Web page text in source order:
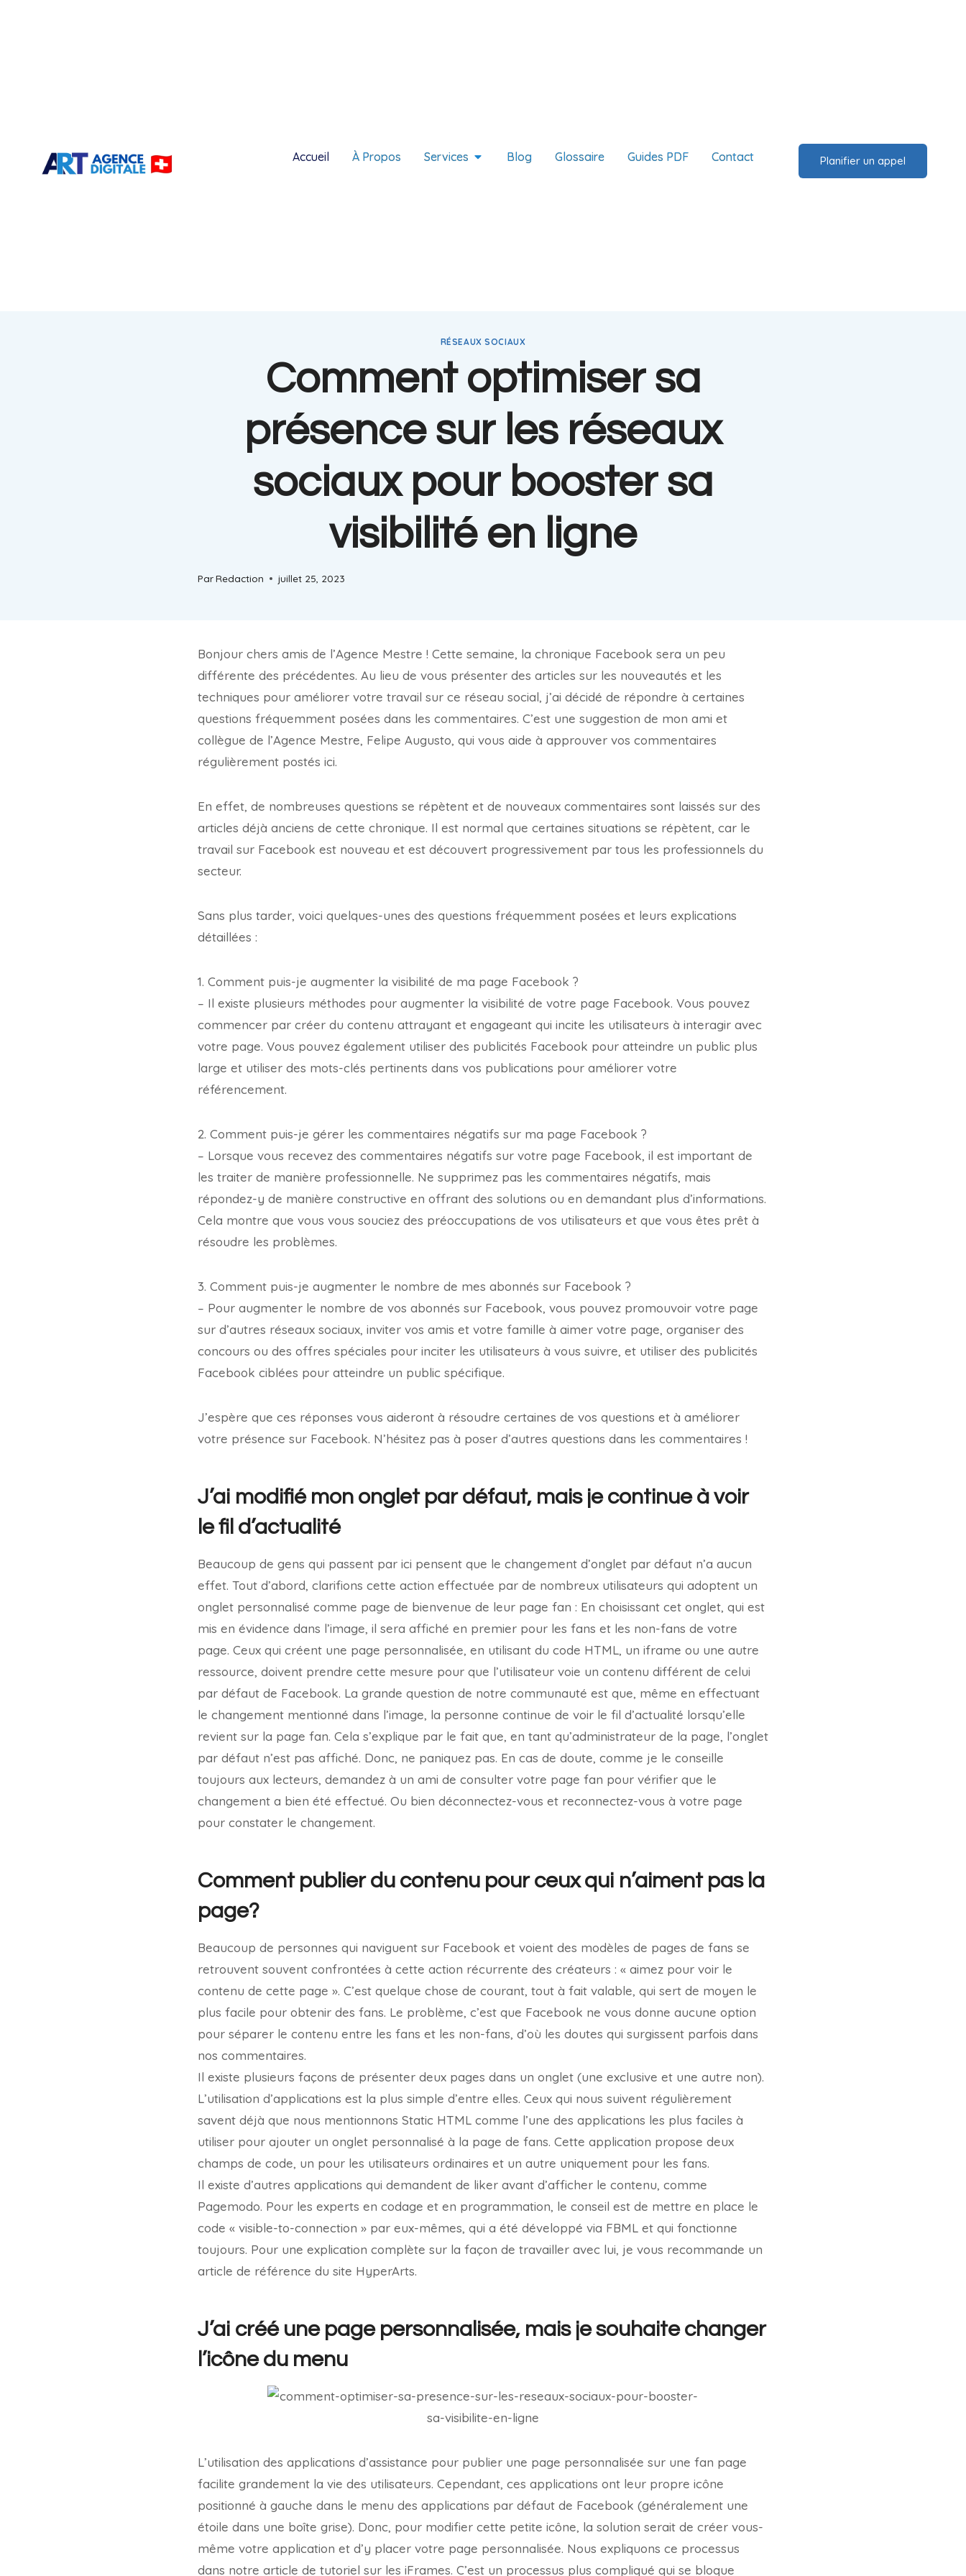
Accueil À Propos Services Blog Glossaire Guides PDF Contact Planifier un appel
RÉSEAUX SOCIAUX
Comment optimiser sa
présence sur les réseaux
sociaux pour booster sa
visibilité en ligne
ParRedaction juillet 25, 2023
Bonjour chers amis de l’Agence Mestre ! Cette semaine, la chronique Facebook sera un peu
différente des précédentes. Au lieu de vous présenter des articles sur les nouveautés et les
techniques pour améliorer votre travail sur ce réseau social, j’ai décidé de répondre à certaines
questions fréquemment posées dans les commentaires. C’est une suggestion de mon ami et
collègue de l’Agence Mestre, Felipe Augusto, qui vous aide à approuver vos commentaires
régulièrement postés ici.
En effet, de nombreuses questions se répètent et de nouveaux commentaires sont laissés sur des
articles déjà anciens de cette chronique. Il est normal que certaines situations se répètent, car le
travail sur Facebook est nouveau et est découvert progressivement par tous les professionnels du
secteur.
Sans plus tarder, voici quelques-unes des questions fréquemment posées et leurs explications
détaillées :
1. Comment puis-je augmenter la visibilité de ma page Facebook ?
– Il existe plusieurs méthodes pour augmenter la visibilité de votre page Facebook. Vous pouvez
commencer par créer du contenu attrayant et engageant qui incite les utilisateurs à interagir avec
votre page. Vous pouvez également utiliser des publicités Facebook pour atteindre un public plus
large et utiliser des mots-clés pertinents dans vos publications pour améliorer votre
référencement.
2. Comment puis-je gérer les commentaires négatifs sur ma page Facebook ?
– Lorsque vous recevez des commentaires négatifs sur votre page Facebook, il est important de
les traiter de manière professionnelle. Ne supprimez pas les commentaires négatifs, mais
répondez-y de manière constructive en offrant des solutions ou en demandant plus d’informations.
Cela montre que vous vous souciez des préoccupations de vos utilisateurs et que vous êtes prêt à
résoudre les problèmes.
3. Comment puis-je augmenter le nombre de mes abonnés sur Facebook ?
– Pour augmenter le nombre de vos abonnés sur Facebook, vous pouvez promouvoir votre page
sur d’autres réseaux sociaux, inviter vos amis et votre famille à aimer votre page, organiser des
concours ou des offres spéciales pour inciter les utilisateurs à vous suivre, et utiliser des publicités
Facebook ciblées pour atteindre un public spécifique.
J’espère que ces réponses vous aideront à résoudre certaines de vos questions et à améliorer
votre présence sur Facebook. N’hésitez pas à poser d’autres questions dans les commentaires !
J’ai modifié mon onglet par défaut, mais je continue à voir
le fil d’actualité
Beaucoup de gens qui passent par ici pensent que le changement d’onglet par défaut n’a aucun
effet. Tout d’abord, clarifions cette action effectuée par de nombreux utilisateurs qui adoptent un
onglet personnalisé comme page de bienvenue de leur page fan : En choisissant cet onglet, qui est
mis en évidence dans l’image, il sera affiché en premier pour les fans et les non-fans de votre
page. Ceux qui créent une page personnalisée, en utilisant du code HTML, un iframe ou une autre
ressource, doivent prendre cette mesure pour que l’utilisateur voie un contenu différent de celui
par défaut de Facebook. La grande question de notre communauté est que, même en effectuant
le changement mentionné dans l’image, la personne continue de voir le fil d’actualité lorsqu’elle
revient sur la page fan. Cela s’explique par le fait que, en tant qu’administrateur de la page, l’onglet
par défaut n’est pas affiché. Donc, ne paniquez pas. En cas de doute, comme je le conseille
toujours aux lecteurs, demandez à un ami de consulter votre page fan pour vérifier que le
changement a bien été effectué. Ou bien déconnectez-vous et reconnectez-vous à votre page
pour constater le changement.
Comment publier du contenu pour ceux qui n’aiment pas la
page?
Beaucoup de personnes qui naviguent sur Facebook et voient des modèles de pages de fans se
retrouvent souvent confrontées à cette action récurrente des créateurs : « aimez pour voir le
contenu de cette page ». C’est quelque chose de courant, tout à fait valable, qui sert de moyen le
plus facile pour obtenir des fans. Le problème, c’est que Facebook ne vous donne aucune option
pour séparer le contenu entre les fans et les non-fans, d’où les doutes qui surgissent parfois dans
nos commentaires.
Il existe plusieurs façons de présenter deux pages dans un onglet (une exclusive et une autre non).
L’utilisation d’applications est la plus simple d’entre elles. Ceux qui nous suivent régulièrement
savent déjà que nous mentionnons Static HTML comme l’une des applications les plus faciles à
utiliser pour ajouter un onglet personnalisé à la page de fans. Cette application propose deux
champs de code, un pour les utilisateurs ordinaires et un autre uniquement pour les fans.
Il existe d’autres applications qui demandent de liker avant d’afficher le contenu, comme
Pagemodo. Pour les experts en codage et en programmation, le conseil est de mettre en place le
code « visible-to-connection » par eux-mêmes, qui a été développé via FBML et qui fonctionne
toujours. Pour une explication complète sur la façon de travailler avec lui, je vous recommande un
article de référence du site HyperArts.
J’ai créé une page personnalisée, mais je souhaite changer
l’icône du menu
L’utilisation des applications d’assistance pour publier une page personnalisée sur une fan page
facilite grandement la vie des utilisateurs. Cependant, ces applications ont leur propre icône
positionné à gauche dans le menu des applications par défaut de Facebook (généralement une
étoile dans une boîte grise). Donc, pour modifier cette petite icône, la solution serait de créer vous-
même votre application et d’y placer votre page personnalisée. Nous expliquons ce processus
dans notre article de tutoriel sur les iFrames. C’est un processus plus compliqué qui se bloque